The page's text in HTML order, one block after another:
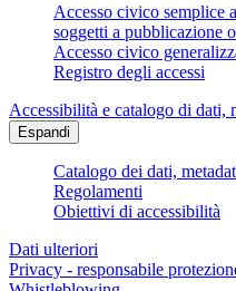
Accesso civico semplice
soggetti a pubblicazione
Accesso civico
Registro degli accessi
Accessibilità e catalogo di dati,
Espandi
Catalogo dei dati,
Regolamenti
Obiettivi di accessibilità
Dati ulteriori
Privacy - responsabile